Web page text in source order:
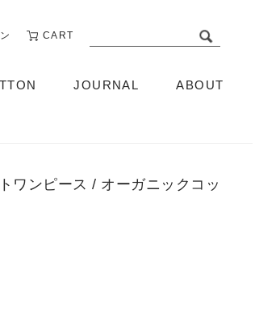
CART
JOURNAL ABOUT
ワンピース / オーガニックコッ